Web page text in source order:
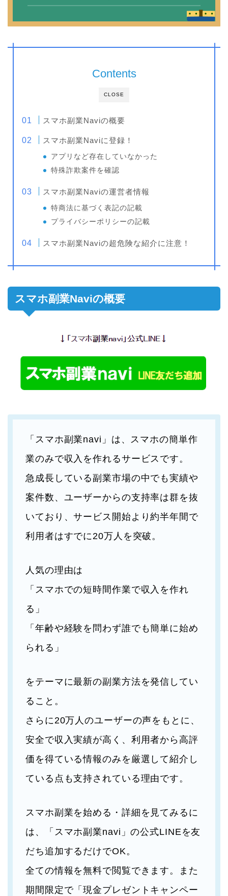
CLOSE
Contents
スマホ副業Naviの概要
スマホ副業Naviに登録！
アプリなど存在していなかった
特殊詐欺案件を確認
スマホ副業Naviの運営者情報
特商法に基づく表記の記載
プライバシーポリシーの記載
スマホ副業Naviの超危険な紹介に注意！
スマホ副業Naviの概要
「スマホ副業navi」は、スマホの簡単作
業のみで収入を作れるサービスです。
急成長している副業市場の中でも実績や
案件数、ユーザーからの支持率は群を抜
いており、サービス開始より約半年間で
利用者はすでに20万人を突破。
人気の理由は
「スマホでの短時間作業で収入を作れ
る」
「年齢や経験を問わず誰でも簡単に始め
られる」
をテーマに最新の副業方法を発信してい
ること。
さらに20万人のユーザーの声をもとに、
安全で収入実績が高く、利用者から高評
価を得ている情報のみを厳選して紹介し
ている点も支持されている理由です。
スマホ副業を始める・詳細を見てみるに
は、「スマホ副業navi」の公式LINEを友
だち追加するだけでOK。
全ての情報を無料で閲覧できます。また
期間限定で「現金プレゼントキャンペー